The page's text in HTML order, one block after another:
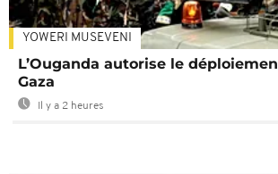
YOWERI MUSEVENI
L’Ouganda autorise le
Gaza
Il y a 2 heures